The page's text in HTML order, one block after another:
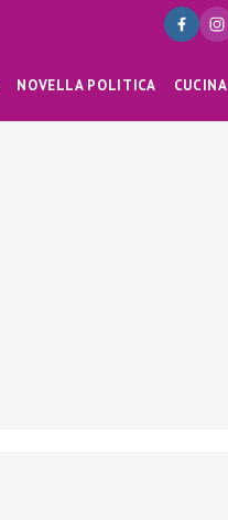
NOVELLA POLITICA CUCINA